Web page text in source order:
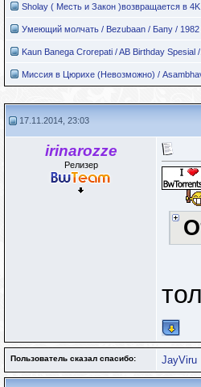
Sholay ( Месть и Закон )возвращается в 4K
Умеющий молчать / Bezubaan / Бапу / 1982 /
Kaun Banega Crorepati / AB Birthday Spesial /
Миссия в Цюрихе (Невозможно) /
17.11.2014, 23:03
irinarozze
Релизер
Пользователь сказал cпасибо: JayViru